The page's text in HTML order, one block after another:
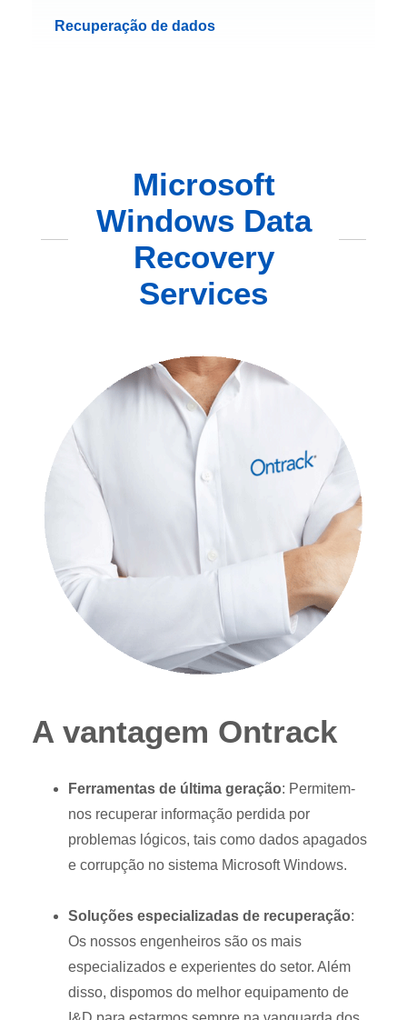
Recuperação de dados
Microsoft
Windows Data
Recovery
Services
A vantagem Ontrack
Ferramentas de última geração: Permitem-
nos recuperar informação perdida por
problemas lógicos, tais como dados apagados
e corrupção no sistema Microsoft Windows.
Soluções especializadas de recuperação:
Os nossos engenheiros são os mais
especializados e experientes do setor. Além
disso, dispomos do melhor equipamento de